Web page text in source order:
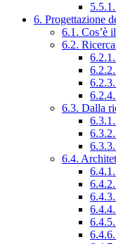
6. Progettazione
6.1. Cos’è
6.2.
6.3. Dalla
6.4.